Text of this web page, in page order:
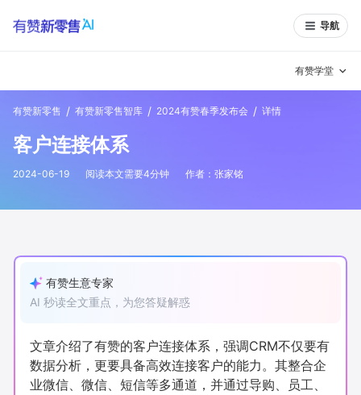
导航
有赞学堂
私域日历
有赞春季发布会 实干家直播间
新零售大会 新零售茶会
新零售私享会 门店经营增长公开课
有赞新零售 / 有赞新零售智库 / 2024有赞春季发布会 / 详情
客户连接体系
2024-06-19 阅读本文需要4分钟 作者： 张家铭
有赞生意专家
AI 秒读全文重点，为您答疑解惑
文章介绍了有赞的客户连接体系，强调CRM不仅要有
数据分析，更要具备高效连接客户的能力。其整合企
业微信、微信、短信等多通道，并通过导购、员工、